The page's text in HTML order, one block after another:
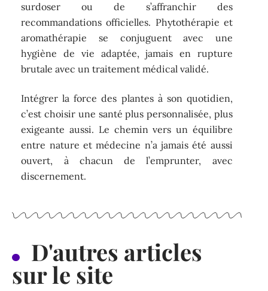
surdoser ou de s’affranchir des
recommandations officielles. Phytothérapie et
aromathérapie se conjuguent avec une
hygiène de vie adaptée, jamais en rupture
brutale avec un traitement médical validé.
Intégrer la force des plantes à son quotidien,
c’est choisir une santé plus personnalisée, plus
exigeante aussi. Le chemin vers un équilibre
entre nature et médecine n’a jamais été aussi
ouvert, à chacun de l’emprunter, avec
discernement.
D'autres articles
sur le site